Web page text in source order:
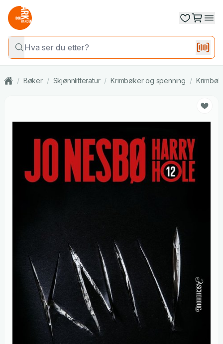
/ Bøker / Skjønnlitteratur / Krimbøker og spenning /